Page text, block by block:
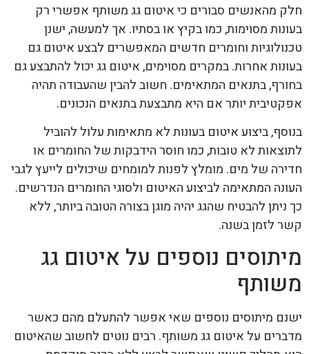
חלק מהאנשים סבורים כי איטום גג משותף אפשרי רק
בעונות מסוימות, כמו בקיץ או בסתיו. אך למעשה, ישנן
טכנולוגיות וחומרים חדשים המאפשרים לבצע איטום גם
בעונות אחרות. במקרים מסוימים, איטום גג יכול להתבצע גם
בחורף, בתנאים המתאימים. חשוב להבין שהעבודה תהיה
אפקטיבית יותר אם היא מתבצעת בתנאים הנכונים.
בנוסף, ביצוע איטום בעונות לא מתאימות עלול להוביל
לתוצאות לא טובות, כמו חוסר הידבקות של החומרים או
חדירה של מים. מומלץ לפנות למומחים שיכולים לייעץ לגבי
העונה המתאימה לביצוע האיטום ולסוגי החומרים הנדרשים.
כך ניתן להבטיח שהגג יהיה מוגן בצורה הטובה ביותר, ללא
קשר לזמן בשנה.
מיתוסים נוספים על איטום גג
משותף
ישנם מיתוסים נוספים שאי אפשר להתעלם מהם כאשר
מדברים על איטום גג משותף. רבים נוטים לחשוב שהאיטום